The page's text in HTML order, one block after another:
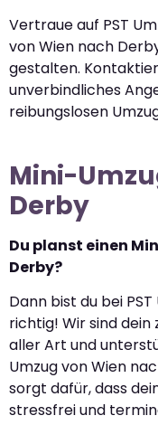
Vertraue auf PST
von Wien nach
gestalten.
unverbindliches
reibungslosen
Mini-
Derby
Du planst einen
Derby?
Dann bist du bei
richtig! Wir sind
aller Art und
Umzug von Wien
sorgt dafür, dass
stressfrei und